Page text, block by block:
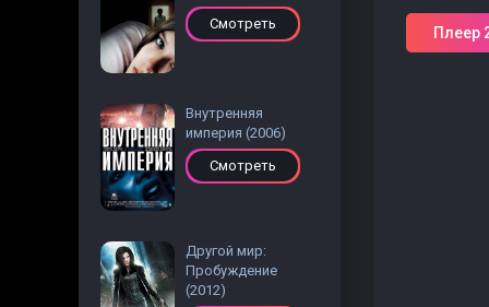
Смотреть
Внутренняя
империя (2006)
Смотреть
Другой мир:
Пробуждение
(2012)
Плеер